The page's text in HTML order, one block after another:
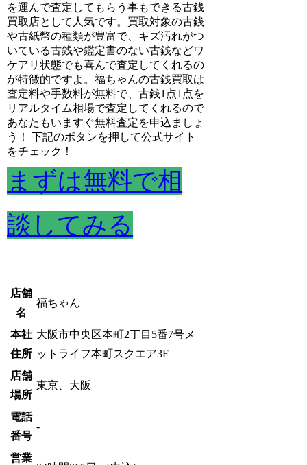
を運んで査定してもらう事もできる古銭
買取店として人気です。買取対象の古銭
や古紙幣の種類が豊富で、キズ汚れがつ
いている古銭や鑑定書のない古銭などワ
ケアリ状態でも喜んで査定してくれるの
が特徴的ですよ。福ちゃんの古銭買取は
査定料や手数料が無料で、古銭1点1点を
リアルタイム相場で査定してくれるので
あなたもいますぐ無料査定を申込ましょ
う！ 下記のボタンを押して公式サイト
をチェック！
まずは無料で相
談してみる
店舗
名
福ちゃん
本社
住所
大阪市中央区本町2丁目5番7号メ
ットライフ本町スクエア3F
店舗
場所
東京、大阪
電話
番号
-
営業